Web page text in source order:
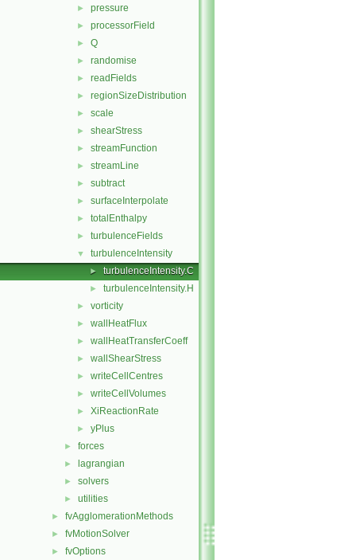
► pressure
► processorField
► Q
► randomise
► readFields
► regionSizeDistribution
► scale
► shearStress
► streamFunction
► streamLine
► subtract
► surfaceInterpolate
► totalEnthalpy
► turbulenceFields
▼ turbulenceIntensity
► turbulenceIntensity.C
► turbulenceIntensity.H
► vorticity
► wallHeatFlux
► wallHeatTransferCoeff
► wallShearStress
► writeCellCentres
► writeCellVolumes
► XiReactionRate
► yPlus
► forces
► lagrangian
► solvers
► utilities
► fvAgglomerationMethods
► fvMotionSolver
► fvOptions